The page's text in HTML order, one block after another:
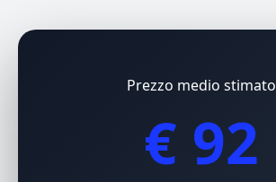
Prezzo medio stimato
€ 92